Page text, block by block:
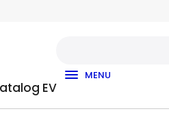
EV
MENU